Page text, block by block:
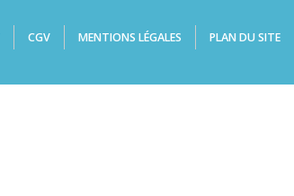
CGV MENTIONS LÉGALES PLAN DU SITE